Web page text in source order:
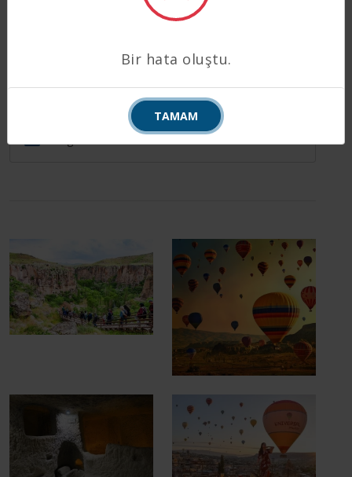
Travel Turkey – Yol arkadaşınız Kapadokya’da.
Bir hata oluştu.
TAMAM